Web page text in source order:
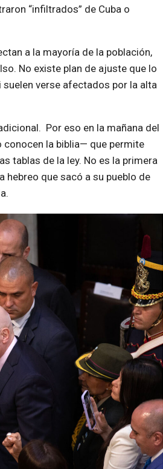
“infiltrados” de Cuba o
a la mayoría de la población,
No existe plan de ajuste que lo
verse afectados por la alta
Por eso en la mañana del
la biblia— que permite
tablas de la ley. No es la primera
que sacó a su pueblo de